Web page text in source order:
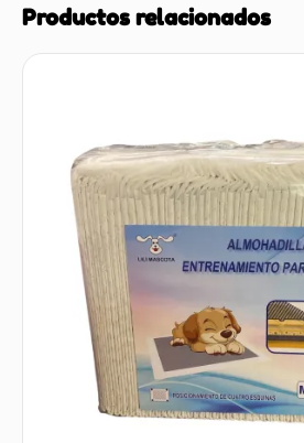
Productos relacionados